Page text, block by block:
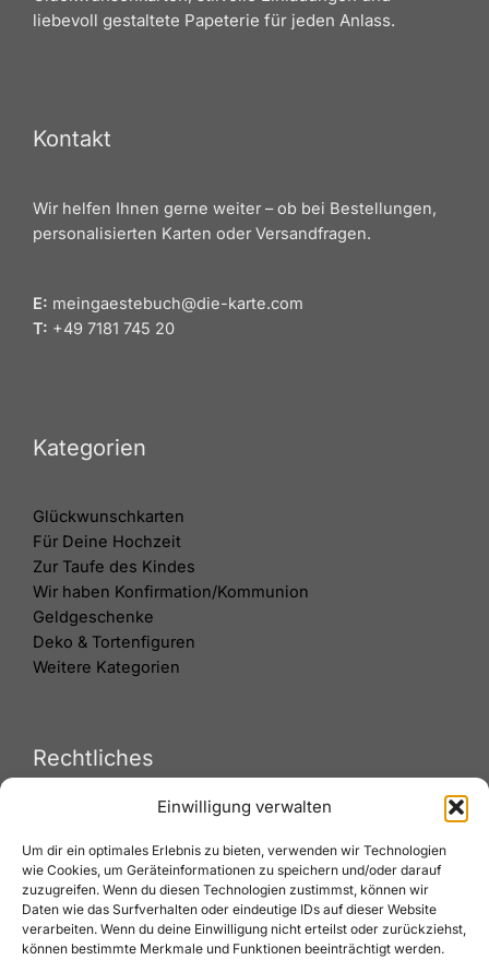
Einwilligung verwalten
Um dir ein optimales Erlebnis zu bieten, verwenden wir Technologien
wie Cookies, um Geräteinformationen zu speichern und/oder darauf
zuzugreifen. Wenn du diesen Technologien zustimmst, können wir
Daten wie das Surfverhalten oder eindeutige IDs auf dieser Website
verarbeiten. Wenn du deine Einwilligung nicht erteilst oder zurückziehst,
können bestimmte Merkmale und Funktionen beeinträchtigt werden.
liebevoll gestaltete Papeterie für jeden Anlass.
Kontakt
Wir helfen Ihnen gerne weiter – ob bei Bestellungen,
personalisierten Karten oder Versandfragen.
E: meingaestebuch@die-karte.com
T: +49 7181 745 20
Kategorien
Glückwunschkarten
Für Deine Hochzeit
Zur Taufe des Kindes
Wir haben Konfirmation/Kommunion
Geldgeschenke
Deko & Tortenfiguren
Weitere Kategorien
Rechtliches
Zahlungsweisen
Widerruf
AGB
Impressum
Datenschutz